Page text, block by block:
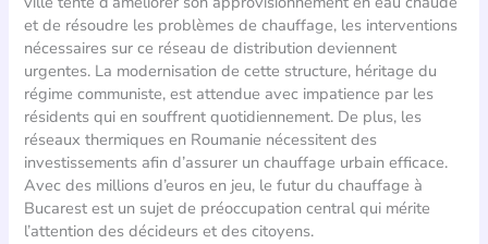
et de résoudre les problèmes de chauffage, les interventions
nécessaires sur ce réseau de distribution deviennent
urgentes. La modernisation de cette structure, héritage du
régime communiste, est attendue avec impatience par les
résidents qui en souffrent quotidiennement. De plus, les
réseaux thermiques en Roumanie nécessitent des
investissements afin d’assurer un chauffage urbain efficace.
Avec des millions d’euros en jeu, le futur du chauffage à
Bucarest est un sujet de préoccupation central qui mérite
l’attention des décideurs et des citoyens.